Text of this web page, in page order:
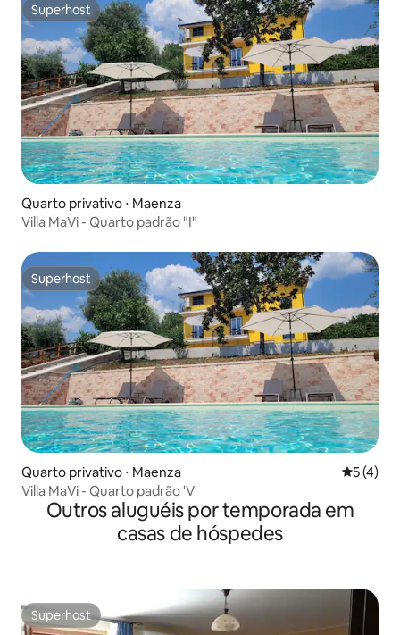
Superhost
Superhost
Quarto privativo ⋅ Maenza
Villa MaVi - Quarto padrão "I"
Superhost
Superhost
Quarto privativo ⋅ Maenza 5 de
5 (4)
Villa MaVi - Quarto padrão 'V'
Outros aluguéis por temporada em
casas de hóspedes
Superhost
Superhost